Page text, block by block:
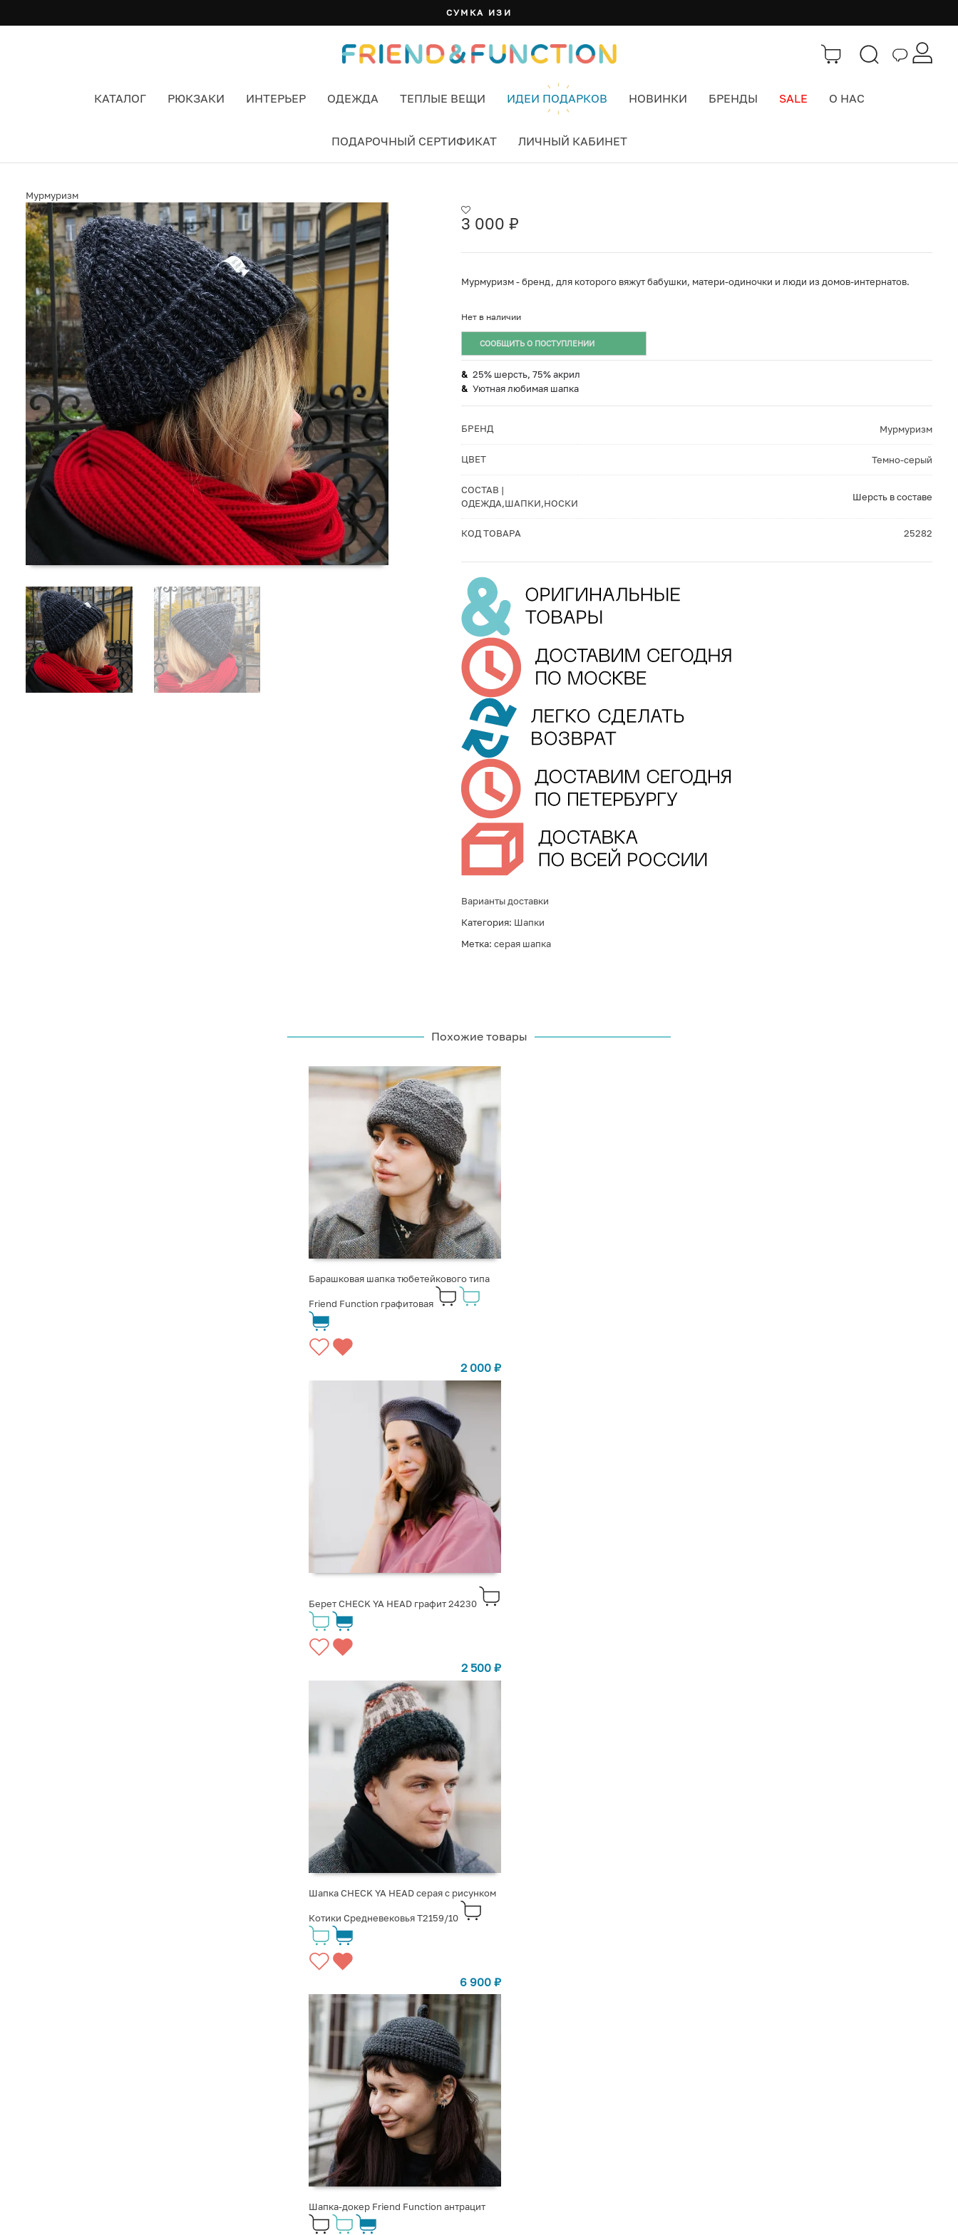
СУМКА ИЗИ
КАТАЛОГ РЮКЗАКИ ИНТЕРЬЕР ОДЕЖДА ТЕПЛЫЕ ВЕЩИ ИДЕИ ПОДАРКОВ НОВИНКИ БРЕНДЫ SALE О НАС
ПОДАРОЧНЫЙ СЕРТИФИКАТ ЛИЧНЫЙ КАБИНЕТ
Мурмуризм
3 000 ₽
Мурмуризм - бренд, для которого вяжут бабушки, матери-одиночки и люди из домов-интернатов.
Нет в наличии
СООБЩИТЬ О ПОСТУПЛЕНИИ
25% шерсть, 75% акрил
Уютная любимая шапка
БРЕНД Мурмуризм
ЦВЕТ Темно-серый
СОСТАВ |
ОДЕЖДА,ШАПКИ,НОСКИ
Шерсть в составе
КОД ТОВАРА 25282
Варианты доставки
Категория: Шапки
Метка: серая шапка
Похожие товары
Барашковая шапка тюбетейкового типа
Friend Function графитовая
2 000₽
Берет CHECK YA HEAD графит 24230
2 500₽
Шапка CHECK YA HEAD серая с рисунком
Котики Средневековья Т2159/10
6 900₽
Шапка-докер Friend Function антрацит